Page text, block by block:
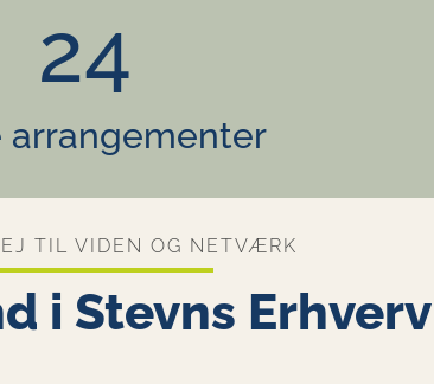
24
arrangementer
TIL VIDEN OG NETVÆRK
i Stevns Erhverv